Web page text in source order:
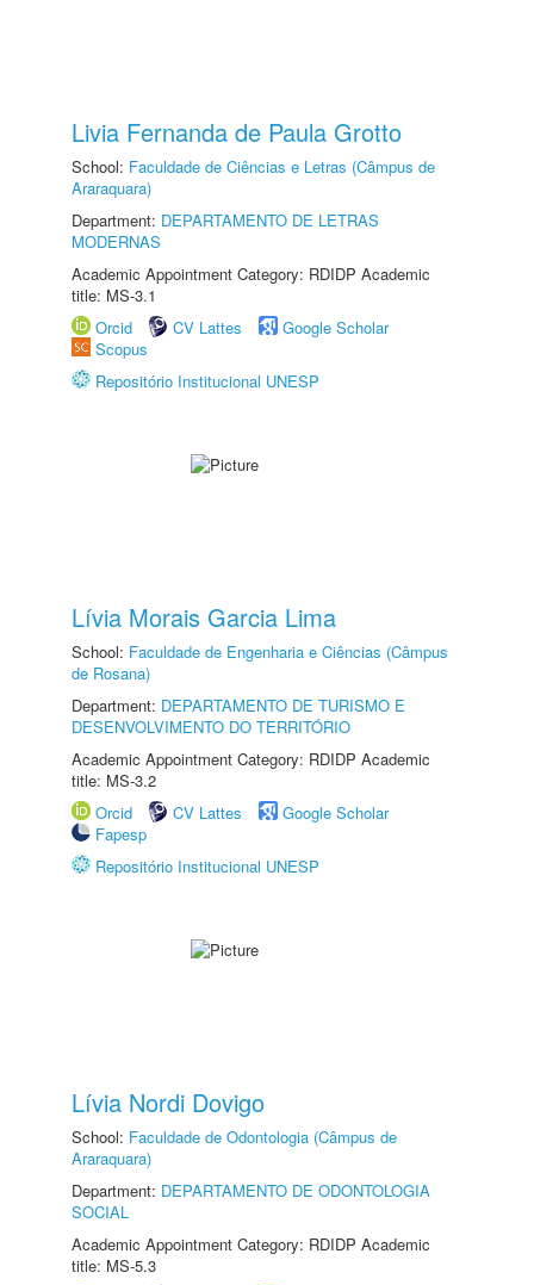
Livia Fernanda de Paula Grotto
School: Faculdade de Ciências e Letras (Câmpus de
Araraquara)
Department: DEPARTAMENTO DE LETRAS
MODERNAS
Academic Appointment Category: RDIDP Academic
title: MS-3.1
Orcid
CV Lattes
Google Scholar
Scopus
Repositório Institucional UNESP
Lívia Morais Garcia Lima
School: Faculdade de Engenharia e Ciências (Câmpus
de Rosana)
Department: DEPARTAMENTO DE TURISMO E
DESENVOLVIMENTO DO TERRITÓRIO
Academic Appointment Category: RDIDP Academic
title: MS-3.2
Orcid
CV Lattes
Google Scholar
Fapesp
Repositório Institucional UNESP
Lívia Nordi Dovigo
School: Faculdade de Odontologia (Câmpus de
Araraquara)
Department: DEPARTAMENTO DE ODONTOLOGIA
SOCIAL
Academic Appointment Category: RDIDP Academic
title: MS-5.3